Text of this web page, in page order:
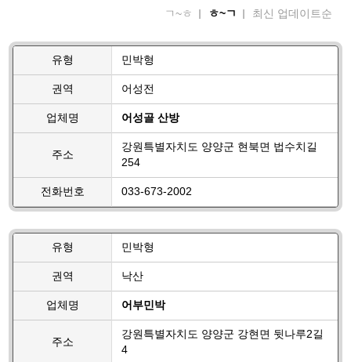
ㄱ~ㅎ ㅎ~ㄱ 최신 업데이트순
유형 민박형
권역 어성전
업체명 어성골 산방
주소
강원특별자치도 양양군 현북면 법수치길
254
전화번호 033-673-2002
유형 민박형
권역 낙산
업체명 어부민박
주소
강원특별자치도 양양군 강현면 뒷나루2길
4